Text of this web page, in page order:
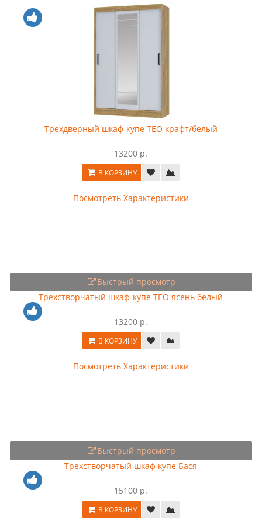
Трехдверный шкаф-купе ТЕО крафт/белый
13200 р.
В КОРЗИНУ
Посмотреть Характеристики
Быстрый просмотр
Трехстворчатый шкаф-купе ТЕО ясень белый
13200 р.
В КОРЗИНУ
Посмотреть Характеристики
Быстрый просмотр
Трехстворчатый шкаф купе Бася
15100 р.
В КОРЗИНУ